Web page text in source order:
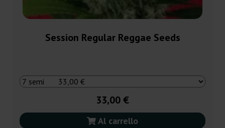
Session Regular Reggae Seeds
33,00 €
Al carrello